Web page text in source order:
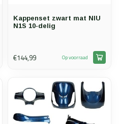
Kappenset zwart mat NIU
N1S 10-delig
€144,99 Op voorraad